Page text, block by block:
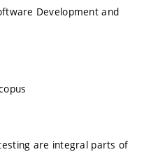
Development and
are integral parts of